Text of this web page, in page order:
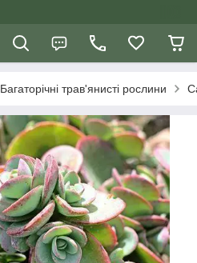
Багаторічні трав'янисті рослини